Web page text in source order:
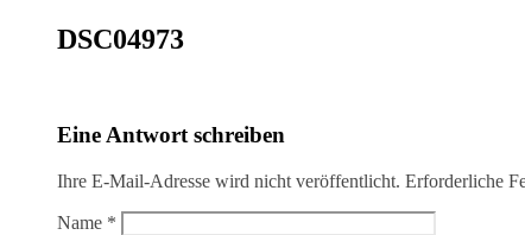
DSC04973
Eine Antwort schreiben
Ihre E-Mail-Adresse wird nicht veröffentlicht. Erforderliche
Name *